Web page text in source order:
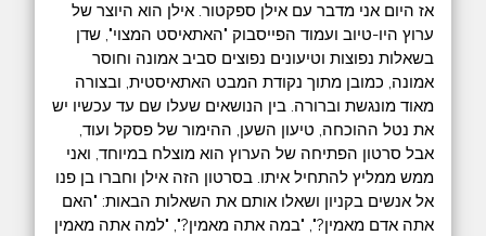
אז היום אני מדבר עם אילן ספקטור. אילן הוא היוצר של
ערוץ היו-טיוב ועמוד הפייסבוק "האתאיסט המצוי", שדן
בשאלות נפוצות וטיעונים נפוצים סביב אמונה וחוסר
אמונה, כמובן מתוך נקודת המבט האתאיסטית, ובצורה
מאוד מונגשת וברורה. בין הנושאים שעלו שם עד עכשיו יש
את נטל ההוכחה, טיעון השען, ההימור של פסקל ועוד,
אבל סרטון הפתיחה של הערוץ הוא מוצלח במיוחד, ואני
ממש ממליץ להתחיל איתו. בסרטון הזה אילן וחברו בן פנו
אל אנשים בקניון ושאלו אותם את השאלות הבאות: "האם
אתה אדם מאמין?", "במה אתה מאמין?", "למה אתה מאמין